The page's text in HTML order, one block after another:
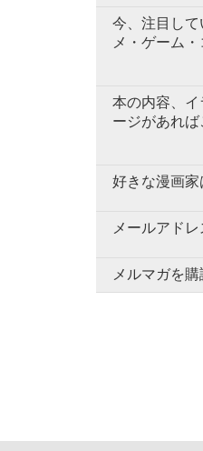
今、注目し
メ・ゲーム
本の内容、
ージがあれば
好きな漫画家
メールアドレ
メルマガを購